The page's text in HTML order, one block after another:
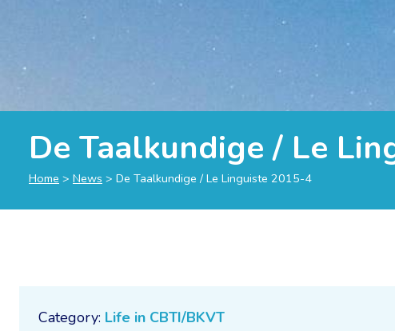
De Taalkundige / Le
Home > News > De Taalkundige / Le Linguiste 2015-4
Category: Life in CBTI/BKVT